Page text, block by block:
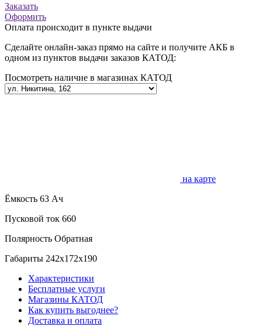
Заказать
Оформить
Оплата происходит в пункте выдачи
Сделайте онлайн-заказ прямо на сайте и получите АКБ в
одном из пунктов выдачи заказов КАТОД:
Посмотреть наличие в магазинах КАТОД
на карте
Ёмкость 63 Ач
Пусковой ток 660
Полярность Обратная
Габариты 242x172x190
Характеристики
Бесплатные услуги
Магазины КАТОД
Как купить выгоднее?
Доставка и оплата